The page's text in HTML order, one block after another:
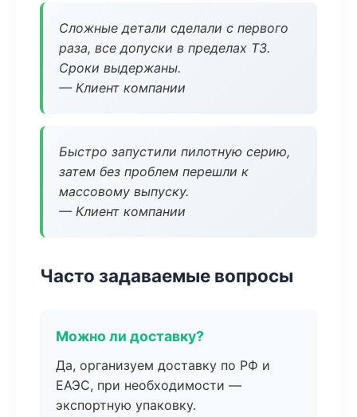
Сложные детали сделали с первого
раза, все допуски в пределах ТЗ.
Сроки выдержаны.
— Клиент компании
Быстро запустили пилотную серию,
затем без проблем перешли к
массовому выпуску.
— Клиент компании
Часто задаваемые вопросы
Можно ли доставку?
Да, организуем доставку по РФ и
ЕАЭС, при необходимости —
экспортную упаковку.